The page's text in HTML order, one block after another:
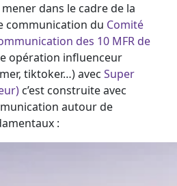
dans le cadre de la
communication du Comité
des 10 MFR de
opération influenceur
tiktoker…) avec Super
c’est construite avec
autour de
: